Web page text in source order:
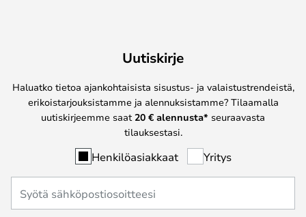
Uutiskirje
Haluatko tietoa ajankohtaisista sisustus- ja valaistustrendeistä,
erikoistarjouksistamme ja alennuksistamme? Tilaamalla
uutiskirjeemme saat 20 € alennusta* seuraavasta
tilauksestasi.
Henkilöasiakkaat Yritys